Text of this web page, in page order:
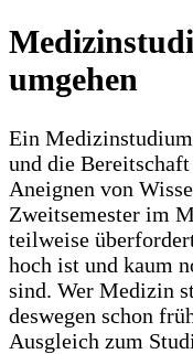
umgehen
Ein
und die
Aneignen von
Zweitsemester im
teilweise
hoch ist und kaum
sind. Wer Medizin
deswegen schon
Ausgleich zum